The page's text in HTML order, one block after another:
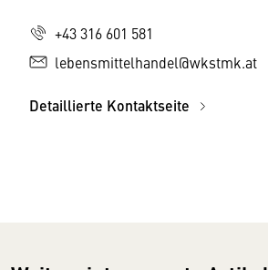
+43 316 601 581
lebensmittelhandel@wkstmk.at
Detaillierte Kontaktseite